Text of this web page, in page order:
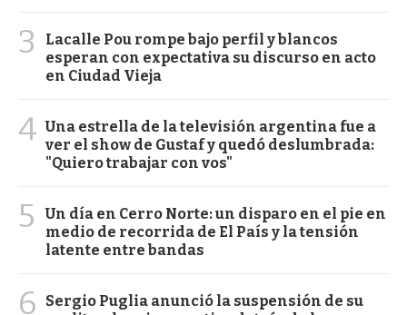
3
Lacalle Pou rompe bajo perfil y blancos
esperan con expectativa su discurso en acto
en Ciudad Vieja
4 Una estrella de la televisión argentina fue a
ver el show de Gustaf y quedó deslumbrada:
"Quiero trabajar con vos"
5
Un día en Cerro Norte: un disparo en el pie en
medio de recorrida de El País y la tensión
latente entre bandas
6
Sergio Puglia anunció la suspensión de su